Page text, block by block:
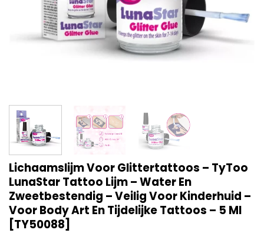
Lichaamslijm Voor Glittertattoos – TyToo
LunaStar Tattoo Lijm – Water En
Zweetbestendig – Veilig Voor Kinderhuid –
Voor Body Art En Tijdelijke Tattoos – 5 Ml
[TY50088]